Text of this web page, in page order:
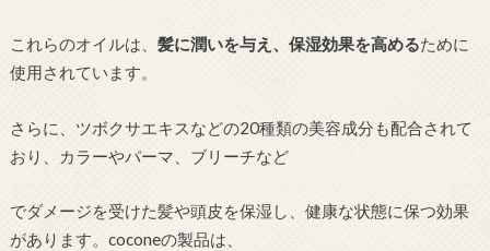
これらのオイルは、 髪に潤いを与え、保湿効果を高めるために
使用されています。
さらに、ツボクサエキスなどの20種類の美容成分も配合されて
おり、カラーやパーマ、ブリーチなど
でダメージを受けた髪や頭皮を保湿し、健康な状態に保つ効果
があります。coconeの製品は、